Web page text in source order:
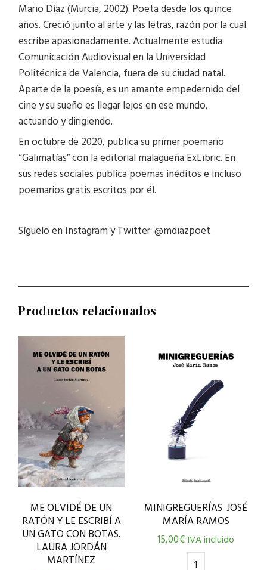
Mario Díaz (Murcia, 2002). Poeta desde los quince
años. Creció junto al arte y las letras, razón por la cual
escribe apasionadamente. Actualmente estudia
Comunicación Audiovisual en la Universidad
Politécnica de Valencia, fuera de su ciudad natal.
Aparte de la poesía, es un amante empedernido del
cine y su sueño es llegar lejos en ese mundo,
actuando y dirigiendo.
En octubre de 2020, publica su primer poemario
“Galimatías” con la editorial malagueña ExLibric. En
sus redes sociales publica poemas inéditos e incluso
poemarios gratis escritos por él.
Síguelo en Instagram y Twitter: @mdiazpoet
Productos relacionados
ME OLVIDÉ DE UN
RATÓN Y LE ESCRIBÍ A
UN GATO CON BOTAS.
LAURA JORDÁN
MARTÍNEZ
MINIGREGUERÍAS. JOSÉ
MARÍA RAMOS
15,00€IVA incluido